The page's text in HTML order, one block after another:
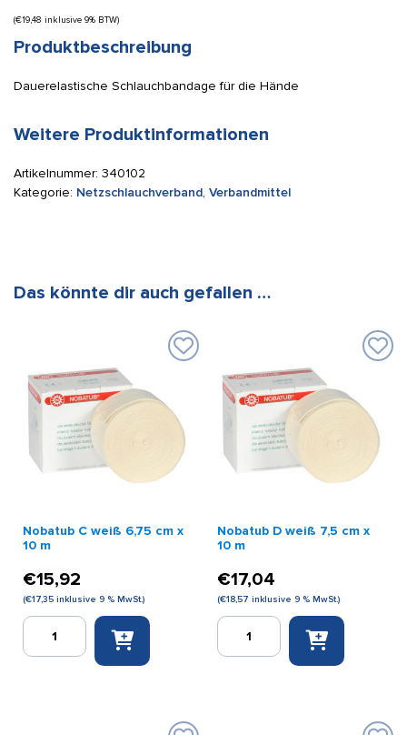
(€19,48 inklusive 9% BTW)
Produktbeschreibung
Dauerelastische Schlauchbandage für die Hände
Weitere Produktinformationen
Artikelnummer: 340102
Kategorie: Netzschlauchverband, Verbandmittel
Das könnte dir auch gefallen …
Nobatub C weiß 6,75 cm x
10 m
€15,92
(€17,35 inklusive 9 % MwSt.)
Nobatub
Nobatub D weiß 7,5 cm x
10 m
€17,04
(€18,57 inklusive 9 % MwSt.)
Nobatub